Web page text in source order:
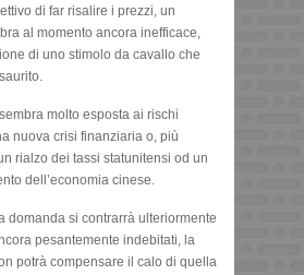
di far risalire i prezzi, un
al momento ancora inefficace,
di uno stimolo da cavallo che
molto esposta ai rischi
nuova crisi finanziaria o, più
rialzo dei tassi statunitensi od un
dell’economia cinese.
domanda si contrarrà ulteriormente
pesantemente indebitati, la
potrà compensare il calo di quella